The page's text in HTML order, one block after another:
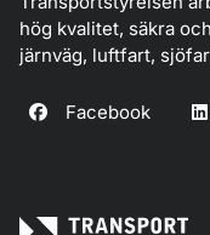
hög kvalitet, säkra
järnväg, luftfart,
Facebook